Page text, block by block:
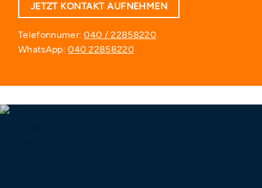
JETZT KONTAKT AUFNEHMEN
Telefonnumer:040 / 22858220
WhatsApp:040 22858220